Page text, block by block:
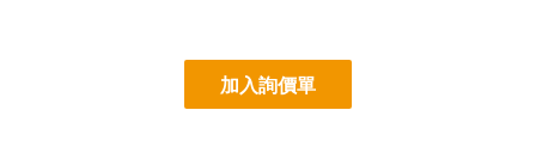
加入詢價單